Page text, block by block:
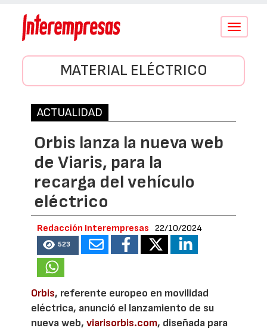
Conmutar
MATERIAL ELÉCTRICO
ACTUALIDAD
Orbis lanza la nueva web
de Viaris, para la
recarga del vehículo
eléctrico
Redacción Interempresas 22/10/2024
523
Orbis, referente europeo en movilidad
eléctrica, anunció el lanzamiento de su
nueva web,viarisorbis.com, diseñada para